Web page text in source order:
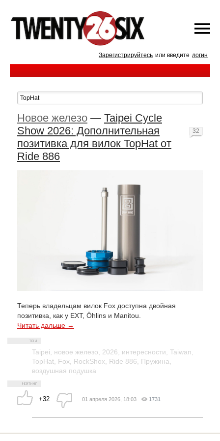
Зарегистрируйтесь или введите логин
Новое железо — Taipei Cycle
Show 2026: Дополнительная
позитивка для вилок TopHat от
Ride 886
Теперь владельцам вилок Fox доступна двойная
позитивка, как у EXT, Öhlins и Manitou.
Читать дальше →
Taipei новое железо 2026 интересности Taiwan
TopHat Fox RockShox Ride 886 Пружина
воздушная подушка
+32
32
01 апреля 2026, 18:03 1731